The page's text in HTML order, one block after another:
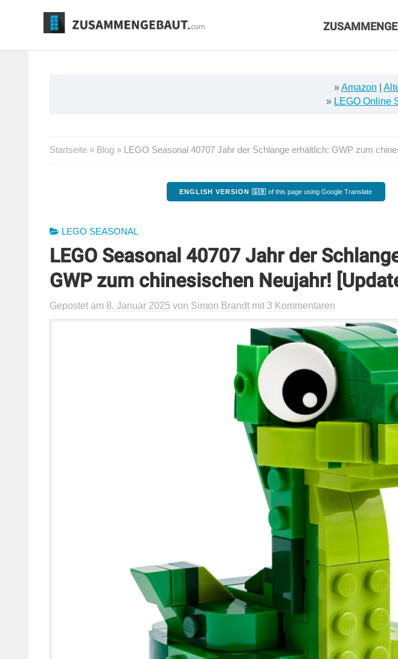
»Amazon
» LEGO Online
Startseite » Blog » LEGO Seasonal 40707 Jahr der Schlange erhältlich: GWP zum
ENGLISH VERSION 🇬🇧 of this page using Google Translate
LEGO SEASONAL
LEGO Seasonal 40707 Jahr der
GWP zum chinesischen Neujahr!
Gepostet am 8. Januar 2025 von Simon Brandt mit 3 Kommentaren